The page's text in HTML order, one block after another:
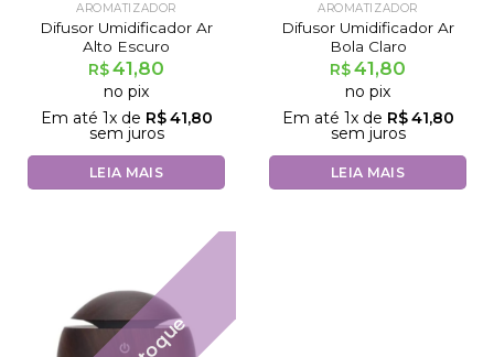
AROMATIZADOR
Difusor Umidificador Ar
Alto Escuro
R$41,80
no pix
Em até 1x de R$41,80
sem juros
LEIA MAIS
AROMATIZADOR
Difusor Umidificador Ar
Bola Claro
R$41,80
no pix
Em até 1x de R$41,80
sem juros
LEIA MAIS